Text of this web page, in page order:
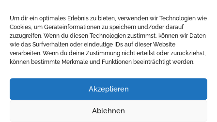
Um dir ein optimales Erlebnis zu bieten, verwenden wir Technologien wie
Cookies, um Geräteinformationen zu speichern und/oder darauf
zuzugreifen. Wenn du diesen Technologien zustimmst, können wir Daten
wie das Surfverhalten oder eindeutige IDs auf dieser Website
verarbeiten. Wenn du deine Zustimmung nicht erteilst oder zurückziehst,
können bestimmte Merkmale und Funktionen beeinträchtigt werden.
Akzeptieren
Ablehnen